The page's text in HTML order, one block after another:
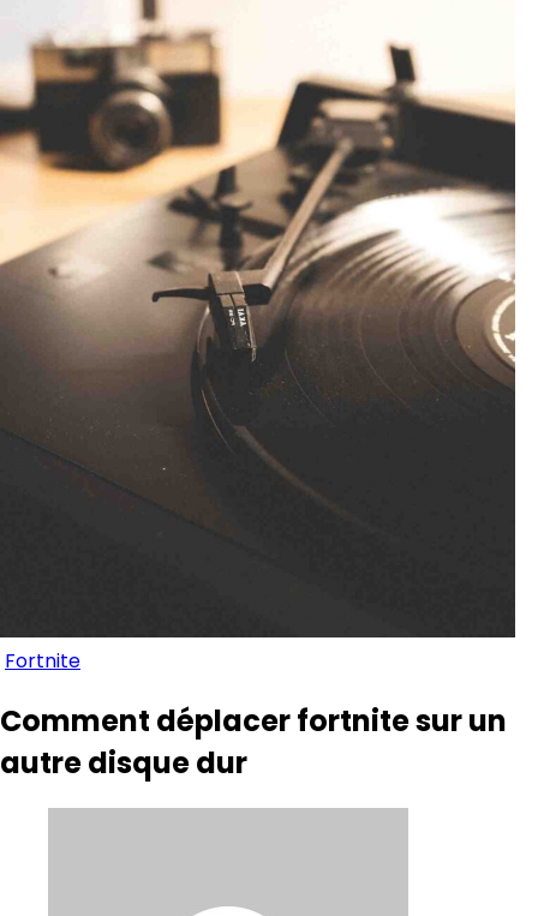
Fortnite
Comment déplacer fortnite sur un
autre disque dur